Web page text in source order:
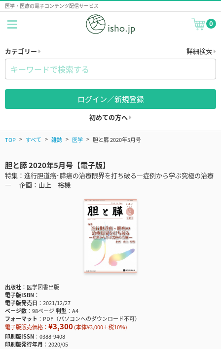
医学・医療の電子コンテンツ配信サービス
0
カテゴリー 詳細検索
ログイン／新規登録
初めての方へ
TOP すべて 雑誌 医学 胆と膵 2020年5月号
胆と膵 2020年5月号【電子版】
特集：進行胆道癌･膵癌の治療限界を打ち破る―症例から学ぶ究極の治療
― 企画：山上 裕機
出版社
医学図書出版
電子版ISBN
電子版発売日
2021/12/27
ページ数
98ページ判型
A4
フォーマット
PDF（パソコンへのダウンロード不可）
電子版販売価格： ¥3,300(本体¥3,000＋税10％)
印刷版ISSN
0388-9408
印刷版発行年月
2020/05